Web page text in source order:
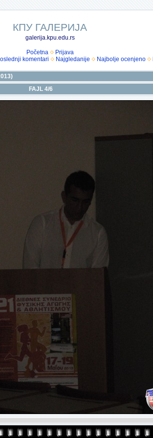
КПУ ГАЛЕРИЈА
galerija.kpu.edu.rs
Početna
Prijava
komentari Najgledanije Najbolje ocenjeno
FAJL 4/6